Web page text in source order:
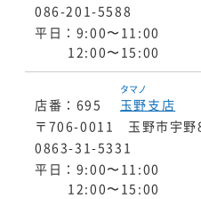
086-201-5588
平日：9:00〜11:00
12:00〜15:00
店番：695 玉野
タマノ
支店
〒706-0011 玉野市宇野
0863-31-5331
平日：9:00〜11:00
12:00〜15:00